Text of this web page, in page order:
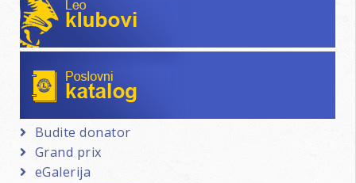
Budite donator
Grand prix
eGalerija